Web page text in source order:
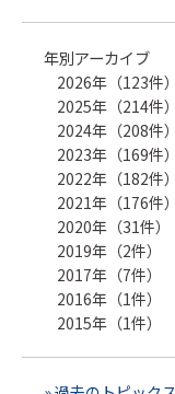
年別アーカイブ
2026年（123件）
2025年（214件）
2024年（208件）
2023年（169件）
2022年（182件）
2021年（176件）
2020年（31件）
2019年（2件）
2017年（7件）
2016年（1件）
2015年（1件）